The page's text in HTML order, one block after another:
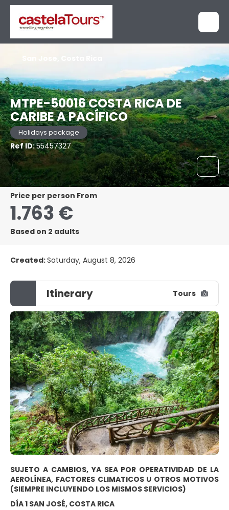
MTPE-50016 COSTA RICA DE
CARIBE A PACÍFICO
Holidays package
Ref ID:55457327
price per person From
1.763 €
Based on 2 adults
Created:Saturday, August 8, 2026
Itinerary Tours
SUJETO A CAMBIOS, YA SEA POR OPERATIVIDAD DE LA
AEROLÍNEA, FACTORES CLIMATICOS U OTROS MOTIVOS
(SIEMPRE INCLUYENDO LOS MISMOS SERVICIOS)
DÍA 1 SAN JOSÉ, COSTA RICA